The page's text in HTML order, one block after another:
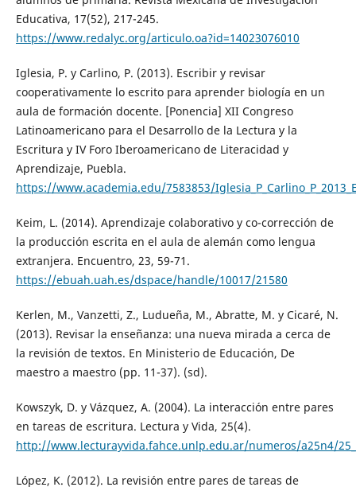
Educativa, 17(52), 217-245.
https://www.redalyc.org/articulo.oa?id=14023076010
Iglesia, P. y Carlino, P. (2013). Escribir y revisar
cooperativamente lo escrito para aprender biología en un
aula de formación docente. [Ponencia] XII Congreso
Latinoamericano para el Desarrollo de la Lectura y la
Escritura y IV Foro Iberoamericano de Literacidad y
Aprendizaje, Puebla.
https://www.academia.edu/7583853/
Keim, L. (2014). Aprendizaje colaborativo y co-corrección de
la producción escrita en el aula de alemán como lengua
extranjera. Encuentro, 23, 59-71.
https://ebuah.uah.es/dspace/handle/10017/21580
Kerlen, M., Vanzetti, Z., Ludueña, M., Abratte, M. y Cicaré, N.
(2013). Revisar la enseñanza: una nueva mirada a cerca de
la revisión de textos. En Ministerio de Educación, De
maestro a maestro (pp. 11-37). (sd).
Kowszyk, D. y Vázquez, A. (2004). La interacción entre pares
en tareas de escritura. Lectura y Vida, 25(4).
http://www.lecturayvida.fahce.unlp.edu.ar/numeros/a25n4/
López, K. (2012). La revisión entre pares de tareas de